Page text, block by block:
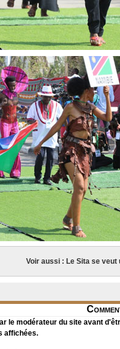
Voir aussi : Le Sita se
le modérateur du site avant
affichées.